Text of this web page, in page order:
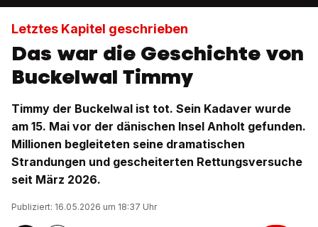
Letztes Kapitel geschrieben
Das war die Geschichte von
Buckelwal Timmy
Timmy der Buckelwal ist tot. Sein Kadaver wurde
am 15. Mai vor der dänischen Insel Anholt gefunden.
Millionen begleiteten seine dramatischen
Strandungen und gescheiterten Rettungsversuche
seit März 2026.
Publiziert: 16.05.2026 um 18:37 Uhr